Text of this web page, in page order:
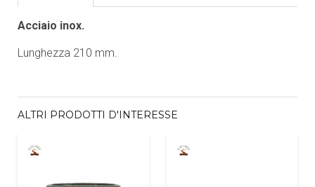
Acciaio inox.
Lunghezza 210 mm.
ALTRI PRODOTTI D'INTERESSE